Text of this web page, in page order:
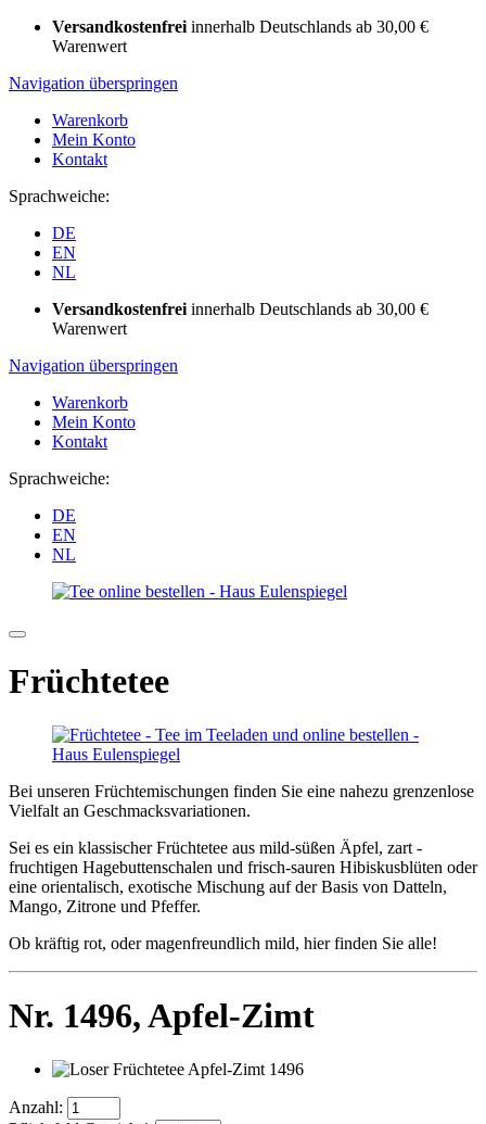
Versandkostenfrei innerhalb Deutschlands ab 30,00 €
Warenwert
Navigation überspringen
Warenkorb
Mein Konto
Kontakt
Sprachweiche:
DE
EN
NL
Versandkostenfrei innerhalb Deutschlands ab 30,00 €
Warenwert
Navigation überspringen
Warenkorb
Mein Konto
Kontakt
Sprachweiche:
DE
EN
NL
Früchtetee
Bei unseren Früchtemischungen finden Sie eine nahezu grenzenlose
Vielfalt an Geschmacksvariationen.
Sei es ein klassischer Früchtetee aus mild-süßen Äpfel, zart -
fruchtigen Hagebuttenschalen und frisch-sauren Hibiskusblüten oder
eine orientalisch, exotische Mischung auf der Basis von Datteln,
Mango, Zitrone und Pfeffer.
Ob kräftig rot, oder magenfreundlich mild, hier finden Sie alle!
Nr. 1496,Apfel-Zimt
Anzahl: